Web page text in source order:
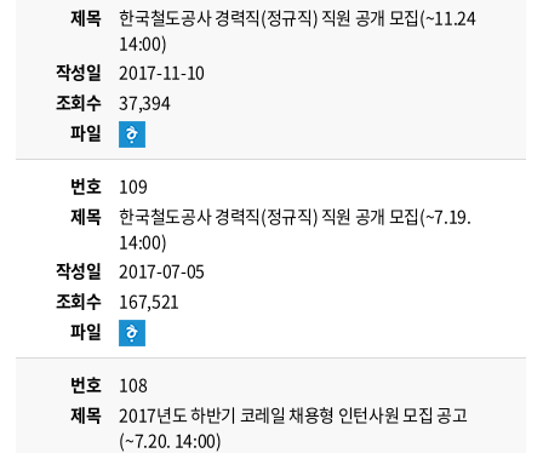
제목
한국철도공사 경력직(정규직) 직원 공개 모집(~11.24
14:00)
작성일
2017-11-10
조회수
37,394
파일
번호
109
제목
한국철도공사 경력직(정규직) 직원 공개 모집(~7.19.
14:00)
작성일
2017-07-05
조회수
167,521
파일
번호
108
제목
2017년도 하반기 코레일 채용형 인턴사원 모집 공고
(~7.20. 14:00)